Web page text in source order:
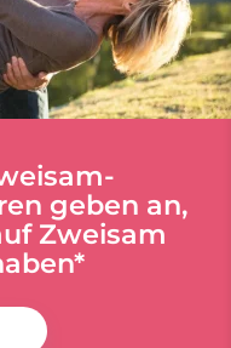
geben an,
Zweisam